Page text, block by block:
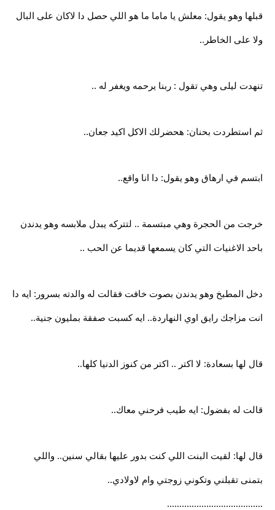
قبلها وهو يقول: معلش يا ماما ما هو اللي حصل دا لاكان على البال
ولا على الخاطر..
تنهدت ليلى وهي تقول : ربنا يرحمه ويغفر له ..
ثم استطردت بحنان: هحضرلك الاكل اكيد جعان..
ابتسم في ارهاق وهو يقول: دا انا واقع..
خرجت من الحجرة وهي مبتسمة .. لتتركه يبدل ملابسه وهو يدندن
باحد الاغنيات التي كان يسمعها قديما عن الحب ..
دخل المطبخ وهو يدندن بصوت خافت فقالت له والدته بسرور: ايه دا
انت مزاجك رايق اوي النهاردة.. ايه كسبت صفقة بمليون جنية..
قال لها بسعادة: لا اكتر .. اكتر من كنوز الدنيا كلها..
قالت له بفضول: ايه طيب فرحني معاك..
قال لها: لقيت البنت اللي كنت بدور عليها بقالي سنين.. واللي
بتمنى تقبلني وتكوني زوجتي وام لاولادي..
.......................................